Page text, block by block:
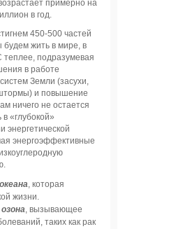
примерно на
в год.
450-500 частей
жить в мире, в
теплее, подразумевая
в работе
Земли (засухи,
и повышение
ничего не остается
в «глубокой»
энергетической
энергоэффективные
, которая
жизни.
, вызывающее
таких как рак